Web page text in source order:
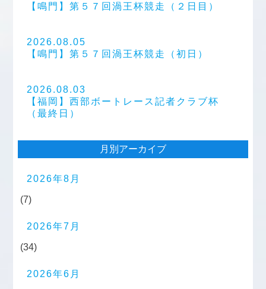
【鳴門】第５７回渦王杯競走（２日目）
2026.08.05
【鳴門】第５７回渦王杯競走（初日）
2026.08.03
【福岡】西部ボートレース記者クラブ杯
（最終日）
月別アーカイブ
2026年8月
(7)
2026年7月
(34)
2026年6月